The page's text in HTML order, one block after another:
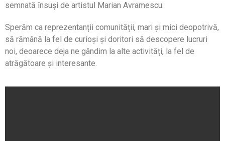
semnată însuși de artistul Marian Avramescu.
Sperăm ca reprezentanții comunității, mari și mici deopotrivă,
să rămână la fel de curioși și doritori să descopere lucruri
noi, deoarece deja ne gândim la alte activități, la fel de
atrăgătoare și interesante.